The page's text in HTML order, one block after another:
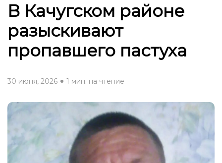
В Качугском районе
разыскивают
пропавшего пастуха
30 июня, 2026 1 мин. на чтение